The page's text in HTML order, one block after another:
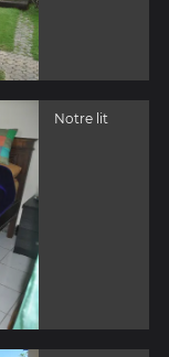
Notre lit